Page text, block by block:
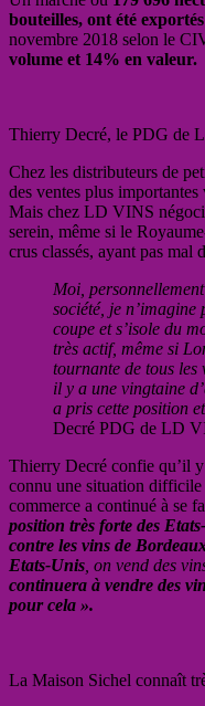
bouteilles, ont été
novembre 2018 selon le
volume et 14% en valeur.
Thierry Decré, le PDG de
Chez les distributeurs de
des ventes plus
Mais chez LD VINS
serein, même si le
crus classés, ayant pas mal
Moi,
société, je n’imagine
coupe et s’isole du
très actif, même si
tournante de tous les
il y a une vingtaine
a pris cette position
Decré PDG de LD
Thierry Decré confie qu’il
connu une situation
commerce a continué à se
position très forte des
contre les vins de
Etats-Unis , on vend des
continuera à vendre des
pour cela ».
La Maison Sichel connaît